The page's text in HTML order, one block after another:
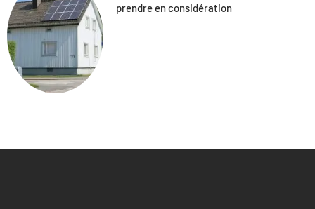
prendre en considération